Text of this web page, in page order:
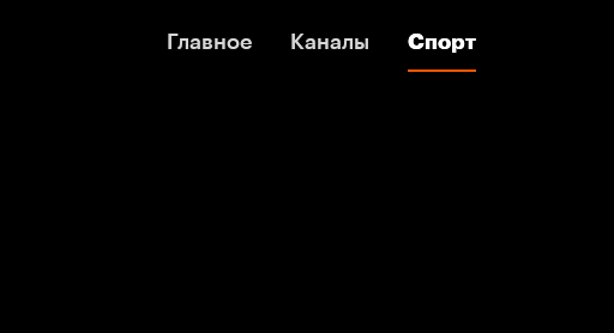
Главное Каналы Спорт
Главное Каналы Спорт